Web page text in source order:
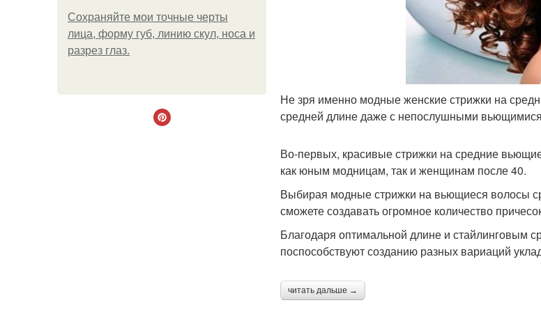
Сохраняйте мои точные черты
лица, форму губ, линию скул, носа и
разрез глаз.
Не зря именно модные женские стрижки на
средней длине даже с непослушными
Во-первых, красивые стрижки на средние
как юным модницам, так и женщинам после 40.
Выбирая модные стрижки на вьющиеся волосы
сможете создавать огромное количество
Благодаря оптимальной длине и стайлинговым
поспособствуют созданию разных вариаций
читать дальше →